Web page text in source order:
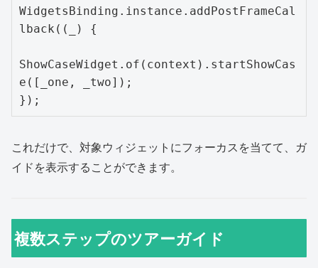
WidgetsBinding.instance.addPostFrameCal
lback((_) {
ShowCaseWidget.of(context).startShowCas
e([_one, _two]);
これだけで、対象ウィジェットにフォーカスを当てて、ガ
イドを表示することができます。
複数ステップのツアーガイド